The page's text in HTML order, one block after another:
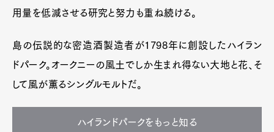
用量を低減させる研究と努力も重ね続ける。
島の伝説的な密造酒製造者が1798年に創設したハイラン
ドパーク。オークニーの風土でしか生まれ得ない大地と花、そ
して風が薫るシングルモルトだ。
ハイランドパークをもっと知る